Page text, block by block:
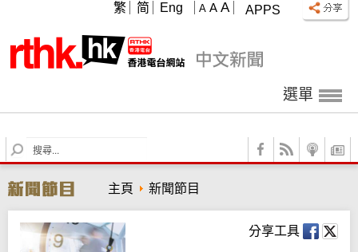
APPS
A A A
繁 简 Eng
選單
S
e
r
c
h
主頁 新聞節目
分享工具